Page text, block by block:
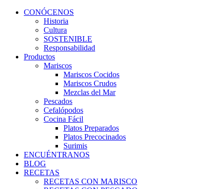
CONÓCENOS
Historia
Cultura
SOSTENIBLE
Responsabilidad
Productos
Mariscos
Mariscos Cocidos
Mariscos Crudos
Mezclas del Mar
Pescados
Cefalópodos
Cocina Fácil
Platos Preparados
Platos Precocinados
Surimis
ENCUÉNTRANOS
BLOG
RECETAS
RECETAS CON MARISCO